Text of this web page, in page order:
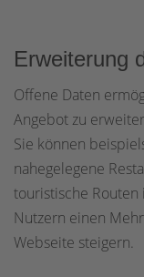
Erweiterung
Offene Daten
Angebot zu
Sie können
nahegelegene
touristische
Nutzern einen
Webseite steigern.